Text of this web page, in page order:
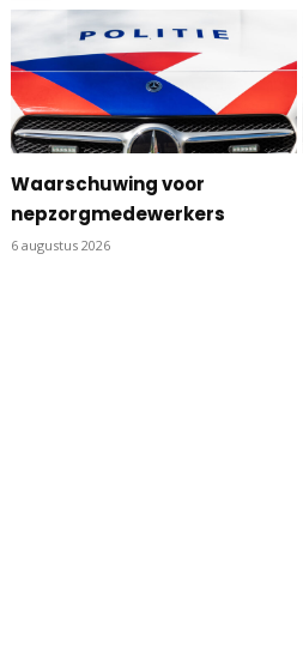
Waarschuwing voor
nepzorgmedewerkers
6 augustus 2026